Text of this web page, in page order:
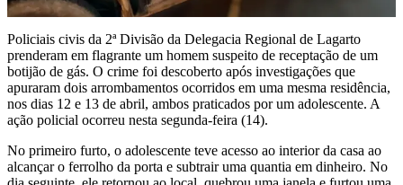
Policiais civis da 2ª Divisão da Delegacia Regional de Lagarto
prenderam em flagrante um homem suspeito de receptação de um
botijão de gás. O crime foi descoberto após investigações que
apuraram dois arrombamentos ocorridos em uma mesma residência,
nos dias 12 e 13 de abril, ambos praticados por um adolescente. A
ação policial ocorreu nesta segunda-feira (14).
No primeiro furto, o adolescente teve acesso ao interior da casa ao
alcançar o ferrolho da porta e subtrair uma quantia em dinheiro. No